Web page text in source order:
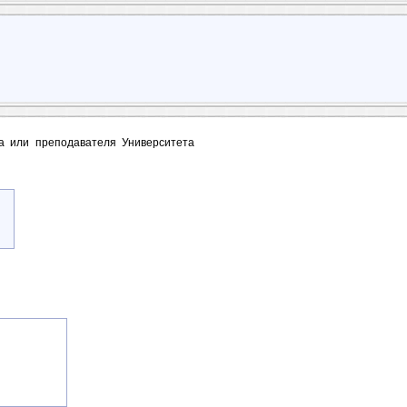
или преподавателя Университета